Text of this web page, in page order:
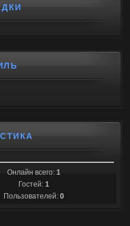
Онлайн всего: 1
Гостей: 1
Пользователей: 0